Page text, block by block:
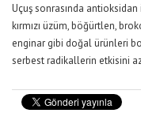
Uçuş sonrasında
kırmızı üzüm, böğürtlen,
enginar gibi doğal ürünleri
serbest radikallerin etkisini